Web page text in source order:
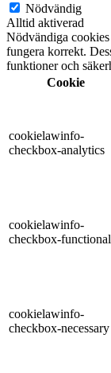
Nödvändig
Alltid aktiverad
Nödvändiga
fungera korrekt.
funktioner och
Cookie
cookielawinfo-
checkbox-analytics
cookielawinfo-
checkbox-functional
cookielawinfo-
checkbox-necessary